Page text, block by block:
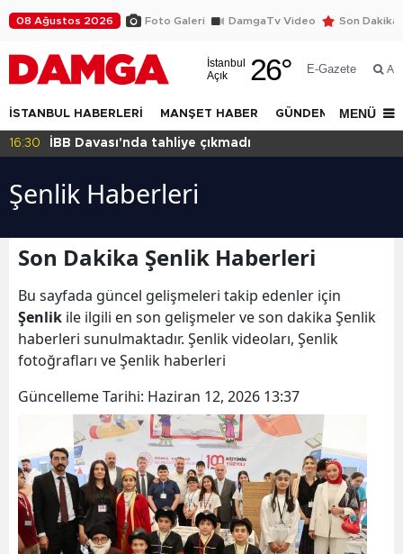
08 Ağustos 2026 Foto Galeri DamgaTv Video Son Dakika
İstanbul
Açık
26° E-Gazete Ara
İSTANBUL HABERLERİ MANŞET HABER GÜNDEM DÜNYA
MENÜ
16:30 İBB Davası'nda tahliye çıkmadı
Şenlik Haberleri
Son Dakika Şenlik Haberleri
Bu sayfada güncel gelişmeleri takip edenler için
Şenlik ile ilgili en son gelişmeler ve son dakika Şenlik
haberleri sunulmaktadır. Şenlik videoları, Şenlik
fotoğrafları ve Şenlik haberleri
Güncelleme Tarihi: Haziran 12, 2026 13:37